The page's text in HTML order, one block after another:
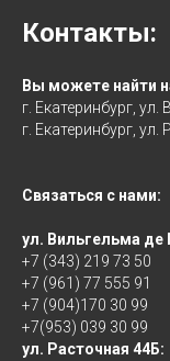
Контакты:
Вы можете найти
г. Екатеринбург,
г. Екатеринбург,
Связаться с нами:
ул. Вильгельма де
+7 (343) 219 73 50
+7 (961) 77 555 91
+7 (904)170 30 99
+7(953) 039 30 99
ул. Расточная 44Б: